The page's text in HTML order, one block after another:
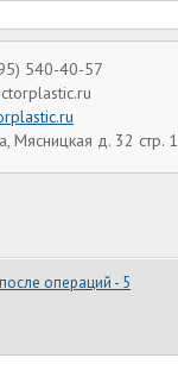
540-40-57
Мясницкая д. 32 стр. 1
операций - 5